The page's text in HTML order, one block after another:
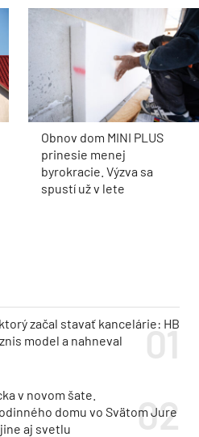
Obnov dom MINI PLUS
prinesie menej
byrokracie. Výzva sa
spustí už v lete
začal stavať kancelárie: HB
model a nahneval
v novom šate.
domu vo Svätom Jure
aj svetlu